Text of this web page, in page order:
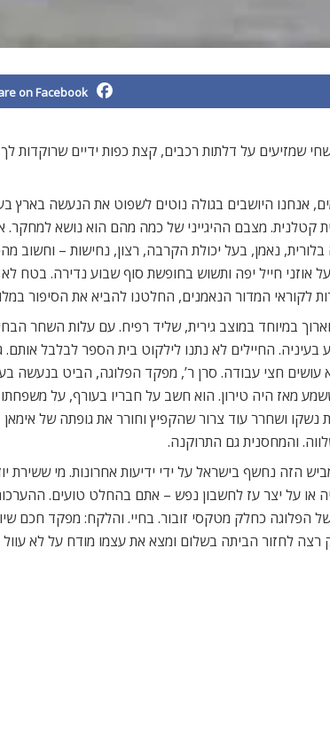
on Facebook
שמזיעים על דלתות רכבים, קצת כפות ידיים שרוקדות
אנחנו היושבים בגולה נוטים לשפוט את הנעשה בארץ
קטלנית. מצבם ההיגייני של כמה מהם הוא נושא
בלורית, נאמן, בעל יכולת הקרבה, רצון, נחישות –
אוזני חייל יפה ותשוש בחופשת סוף שבוע נדירה. בטח
לקוראי המדור הנאמנים, החלטנו להביא את הסיפור
בעיניה. החיילים לא נתנו לילקוט בית הספר לבלבל
לא עושים חצי עבודה. סרן ר’, מפקד הפלוגה, הביט
מאז היה טירון. הוא חשב על חבריו בעורף, על
והמחסנית גם התרוקנה.
הזה נחשף בישראל על ידי ידיעות אחרונות. מי
או על יצר עז לחשבון נפש – אתם בהחלט טועים.
הפלוגה כחלק מטקסי זובור. בחיי. והלקח: מפקד חכם
רצה לחזור הביתה בשלום ומצא את עצמו מודח על לא עוול